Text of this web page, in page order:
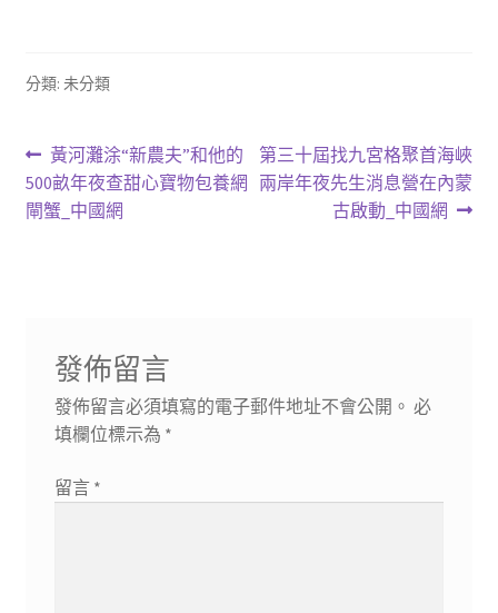
分類: 未分類
文
章
上
一
篇
黃河灘涂“新農夫”和他的
500畝年夜查甜心寶物包養網
閘蟹_中國網
下
一
第三十屆找九宮格聚首海峽
兩岸年夜先生消息營在內蒙
古啟動_中國網
發佈留言
發佈留言必須填寫的電子郵件地址不會公開。 必
填欄位標示為 *
留言 *